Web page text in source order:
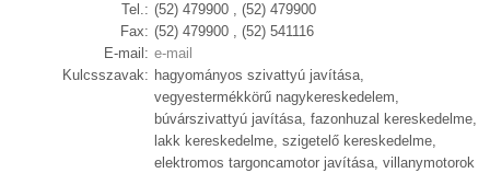
Tel.: (52) 479900 , (52) 479900
Fax: (52) 479900 , (52) 541116
E-mail: e-mail
Kulcsszavak: hagyományos szivattyú javítása,
vegyestermékkörű nagykereskedelem,
búvárszivattyú javítása, fazonhuzal kereskedelme,
lakk kereskedelme, szigetelő kereskedelme,
elektromos targoncamotor javítása, villanymotorok